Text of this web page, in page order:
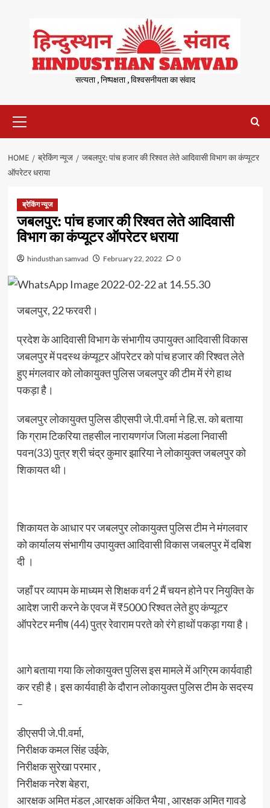
content
सत्यता , निष्पक्षता , विश्वसनीयता का संवाद
Menu
HOME ब्रेकिंग न्यूज
जबलपुर: पांच हजार की रिश्वत लेते आदिवासी विभाग का कंप्यूटर
ऑपरेटर धराया
ब्रेकिंग न्यूज
जबलपुर: पांच हजार की रिश्वत लेते आदिवासी
विभाग का कंप्यूटर ऑपरेटर धराया
hindusthan samvad February 22, 2022 0
जबलपुर, 22 फरवरी।
प्रदेश के आदिवासी विभाग के संभागीय उपायुक्त आदिवासी विकास
जबलपुर में पदस्थ कंप्यूटर ऑपरेटर को पांच हजार की रिश्वत लेते
हुए मंगलवार को लोकायुक्त पुलिस जबलपुर की टीम में रंगे हाथ
पकड़ा है।
जबलपुर लोकायुक्त पुलिस डीएसपी जे.पी.वर्मा ने हि.स. को बताया
कि ग्राम टिकरिया तहसील नारायणगंज जिला मंडला निवासी
पवन(33) पुत्र श्री चंद्र कुमार झारिया ने लोकायुक्त जबलपुर को
शिकायत थी।
शिकायत के आधार पर जबलपुर लोकायुक्त पुलिस टीम ने मंगलवार
को कार्यालय संभागीय उपायुक्त आदिवासी विकास जबलपुर में दबिश
दी ।
जहाँ पर व्यापम के माध्यम से शिक्षक वर्ग 2 मैं चयन होने पर नियुक्ति के
आदेश जारी करने के एवज में ₹5000 रिश्वत लेते हुए कंप्यूटर
ऑपरेटर मनीष (44) पुत्र रेवाराम परते को रंगे हाथों पकड़ा गया है।
आगे बताया गया कि लोकायुक्त पुलिस इस मामले में अग्रिम कार्यवाही
कर रही है। इस कार्यवाही के दौरान लोकायुक्त पुलिस टीम के सदस्य
–
डीएसपी जे.पी.वर्मा,
निरीक्षक कमल सिंह उईके,
निरीक्षक सुरेखा परमार ,
निरीक्षक नरेश बेहरा,
आरक्षक अमित मंडल ,आरक्षक अंकित भैया , आरक्षक अमित गावडे